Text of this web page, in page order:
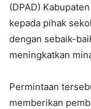
(DPAD)
kepada pihak
dengan sebaik-
meningkatkan
Permintaan
memberikan